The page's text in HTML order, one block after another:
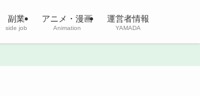
副業
side job
アニメ・漫画
Animation
運営者情報
YAMADA